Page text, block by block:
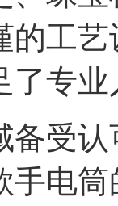
的工
了专
备受
手电